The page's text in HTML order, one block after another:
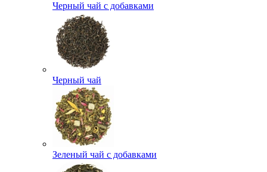
Черный чай с добавками
Черный чай
Зеленый чай с добавками